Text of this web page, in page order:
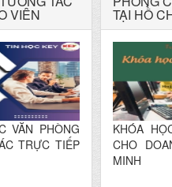
VIÊN
VĂN PHÒNG
TRỰC TIẾP
TẠI HỒ
KHÓA
CHO
MINH